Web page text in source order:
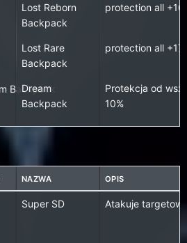
Lost Reborn
Backpack
protection all
Lost Rare
Backpack
protection all
Dream
Backpack
Protekcja od
10%
NAZWA OPIS
Super SD Atakuje